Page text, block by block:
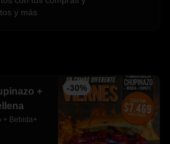
y más
-30%
+
+ Bebida+